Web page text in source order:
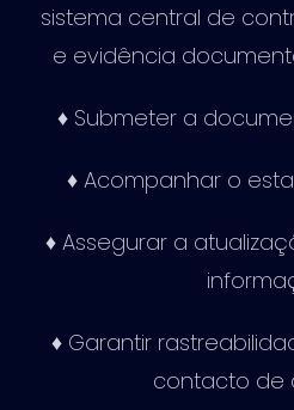
sistema central de
e evidência
♦ Submeter a
♦ Acompanhar o
♦ Assegurar a
♦ Garantir
contacto de